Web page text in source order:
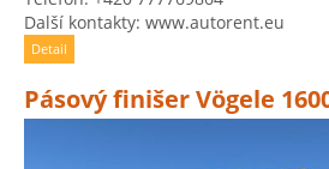
Další kontakty: www.autorent.eu
Detail
Pásový finišer Vögele